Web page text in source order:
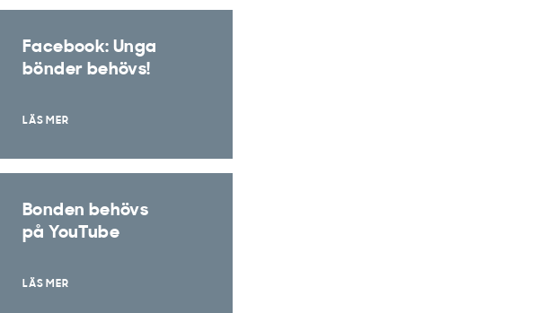
Facebook: Unga
bönder behövs!
LÄS MER
Bonden behövs
på YouTube
LÄS MER